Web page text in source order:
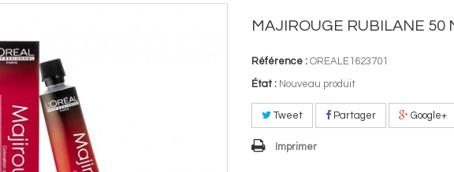
MAJIROUGE RUBILANE 50
Référence : OREALE1623701
État : Nouveau produit
Tweet Partager Google+
Imprimer